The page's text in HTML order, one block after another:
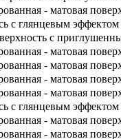
- матовая
с глянцевым эффектом
с
- матовая
- матовая
- матовая
- матовая
с глянцевым эффектом
- матовая
- матовая